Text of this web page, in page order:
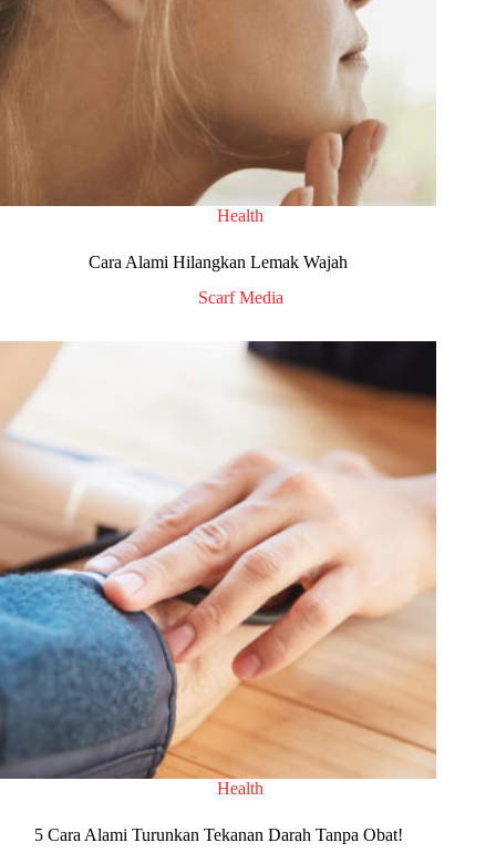
Health
Cara Alami Hilangkan Lemak Wajah
Scarf Media
Health
5 Cara Alami Turunkan Tekanan Darah Tanpa Obat!